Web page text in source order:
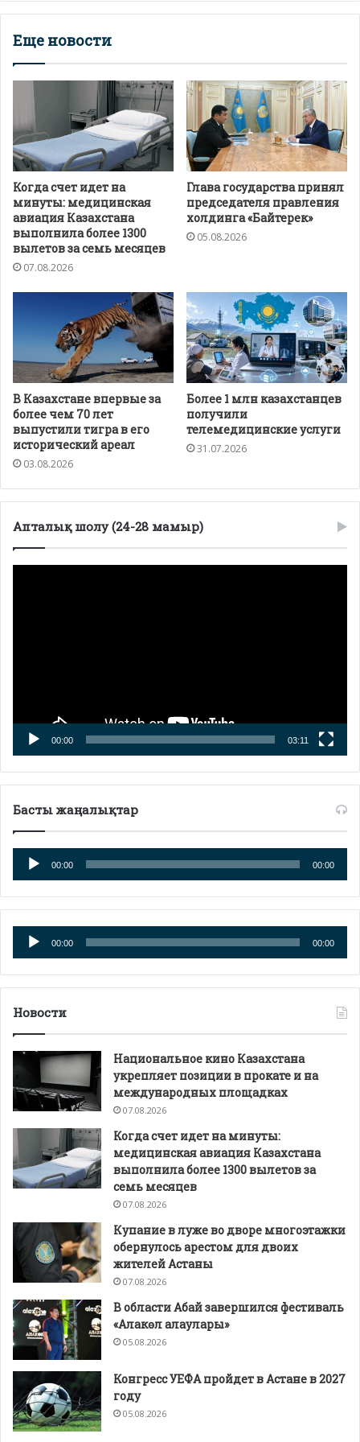
Еще новости
Когда счет идет на
минуты: медицинская
авиация Казахстана
выполнила более 1300
вылетов за семь месяцев
07.08.2026
Глава государства принял
председателя правления
холдинга «Байтерек»
05.08.2026
В Казахстане впервые за
более чем 70 лет
выпустили тигра в его
исторический ареал
03.08.2026
Более 1 млн казахстанцев
получили
телемедицинские услуги
31.07.2026
Апталық шолу (24-28 мамыр)
00:00 03:11
Басты жаңалықтар
Аудиоплеер
00:00 00:00
Аудиоплеер
00:00 00:00
Новости
Национальное кино Казахстана
укрепляет позиции в прокате и на
международных площадках
07.08.2026
Когда счет идет на минуты:
медицинская авиация Казахстана
выполнила более 1300 вылетов за
семь месяцев
07.08.2026
Купание в луже во дворе многоэтажки
обернулось арестом для двоих
жителей Астаны
07.08.2026
В области Абай завершился фестиваль
«Алакөл алаулары»
05.08.2026
Конгресс УЕФА пройдет в Астане в 2027
году
05.08.2026